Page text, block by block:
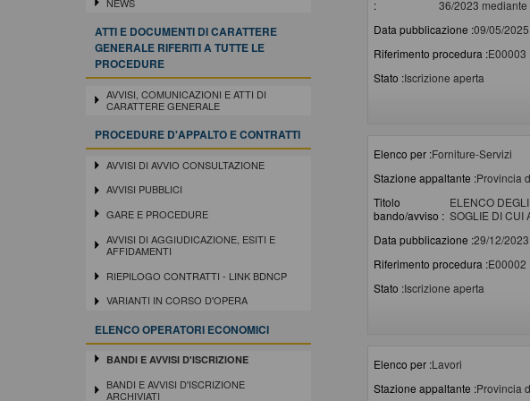
ATTI E DOCUMENTI DI CARATTERE
GENERALE RIFERITI A TUTTE LE
PROCEDURE
AVVISI, COMUNICAZIONI E ATTI DI
CARATTERE GENERALE
PROCEDURE D'APPALTO E CONTRATTI
AVVISI DI AVVIO CONSULTAZIONE
AVVISI PUBBLICI
GARE E PROCEDURE
AVVISI DI AGGIUDICAZIONE, ESITI E
AFFIDAMENTI
RIEPILOGO CONTRATTI - LINK BDNCP
VARIANTI IN CORSO D'OPERA
ELENCO OPERATORI ECONOMICI
BANDI E AVVISI D'ISCRIZIONE
BANDI E AVVISI D'ISCRIZIONE
ARCHIVIATI
:
36/2023
Data pubblicazione :09/05/2025
Riferimento procedura :E00003
Stato :Iscrizione aperta
Elenco per :Forniture-Servizi
Stazione appaltante :Provincia
Titolo
bando/avviso :
ELENCO
SOGLIE DI CUI
Data pubblicazione :29/12/2023
Riferimento procedura :E00002
Stato :Iscrizione aperta
Elenco per :Lavori
Stazione appaltante :Provincia